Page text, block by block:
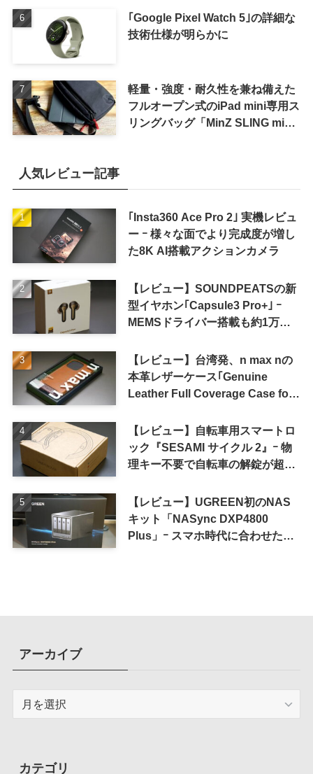
｢Google Pixel Watch 5｣の詳細な
技術仕様が明らかに
軽量・強度・耐久性を兼ね備えた
フルオープン式のiPad mini専用ス
リングバッグ「MinZ SLING mini
人気レビュー記事
｢Insta360 Ace Pro 2｣ 実機レビュ
ー ｰ 様々な面でより完成度が増し
た8K AI搭載アクションカメラ
【レビュー】SOUNDPEATSの新
型イヤホン｢Capsule3 Pro+｣ ｰ
MEMSドライバー搭載も約1万円
【レビュー】台湾発、n max nの
本革レザーケース｢Genuine
Leather Full Coverage Case for
【レビュー】自転車用スマートロ
ック『SESAMI サイクル 2』ｰ 物
理キー不要で自転車の解錠が超簡
【レビュー】UGREEN初のNAS
キット「NASync DXP4800
Plus」ｰ スマホ時代に合わせた設
アーカイブ
ブカテゴリ